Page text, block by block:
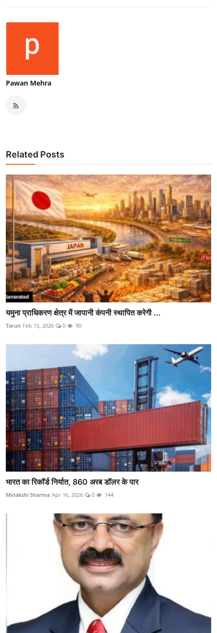
Pawan Mehra
Related Posts
यमुना प्राधिकरण क्षेत्र में जापानी कंपनी स्थापित करेगी ...
Tarun Feb 15, 2026 0 90
भारत का रिकॉर्ड निर्यात, 860 अरब डॉलर के पार
Minakshi Sharma Apr 16, 2026 0 144